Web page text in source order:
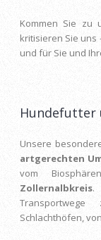
Kommen Sie zu
kritisieren Sie uns
und für Sie und
Hundefutter
Unsere
artgerechten
vom
Zollernalbkreis.
Schlachthöfen,